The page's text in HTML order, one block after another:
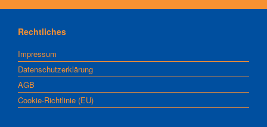
Rechtliches
Impressum
Datenschutzerklärung
AGB
Cookie-Richtlinie (EU)